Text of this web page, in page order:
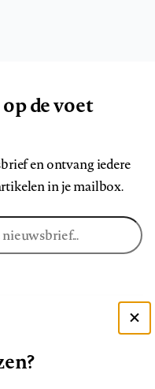
de voet
en ontvang iedere
in je mailbox.